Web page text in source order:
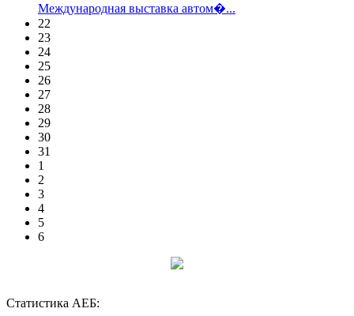
Международная выставка автом�...
22
23
24
25
26
27
28
29
30
31
1
2
3
4
5
6
Статистика АЕБ: